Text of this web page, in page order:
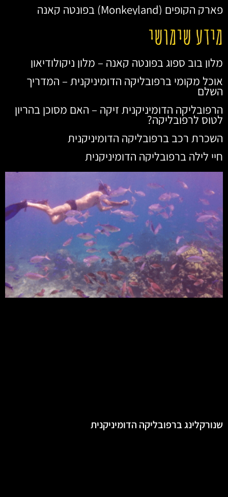
פארק הקופים (Monkeyland) בפונטה קאנה
מידע שימושי
מלון בוב ספוג בפונטה קאנה – מלון ניקולודיאון
אוכל מקומי ברפובליקה הדומיניקנית – המדריך
השלם
הרפובליקה הדומיניקנית זיקה – האם מסוכן בהריון
לטוס לרפובליקה?
השכרת רכב ברפובליקה הדומיניקנית
חיי לילה ברפובליקה הדומיניקנית
שנורקלינג ברפובליקה הדומיניקנית